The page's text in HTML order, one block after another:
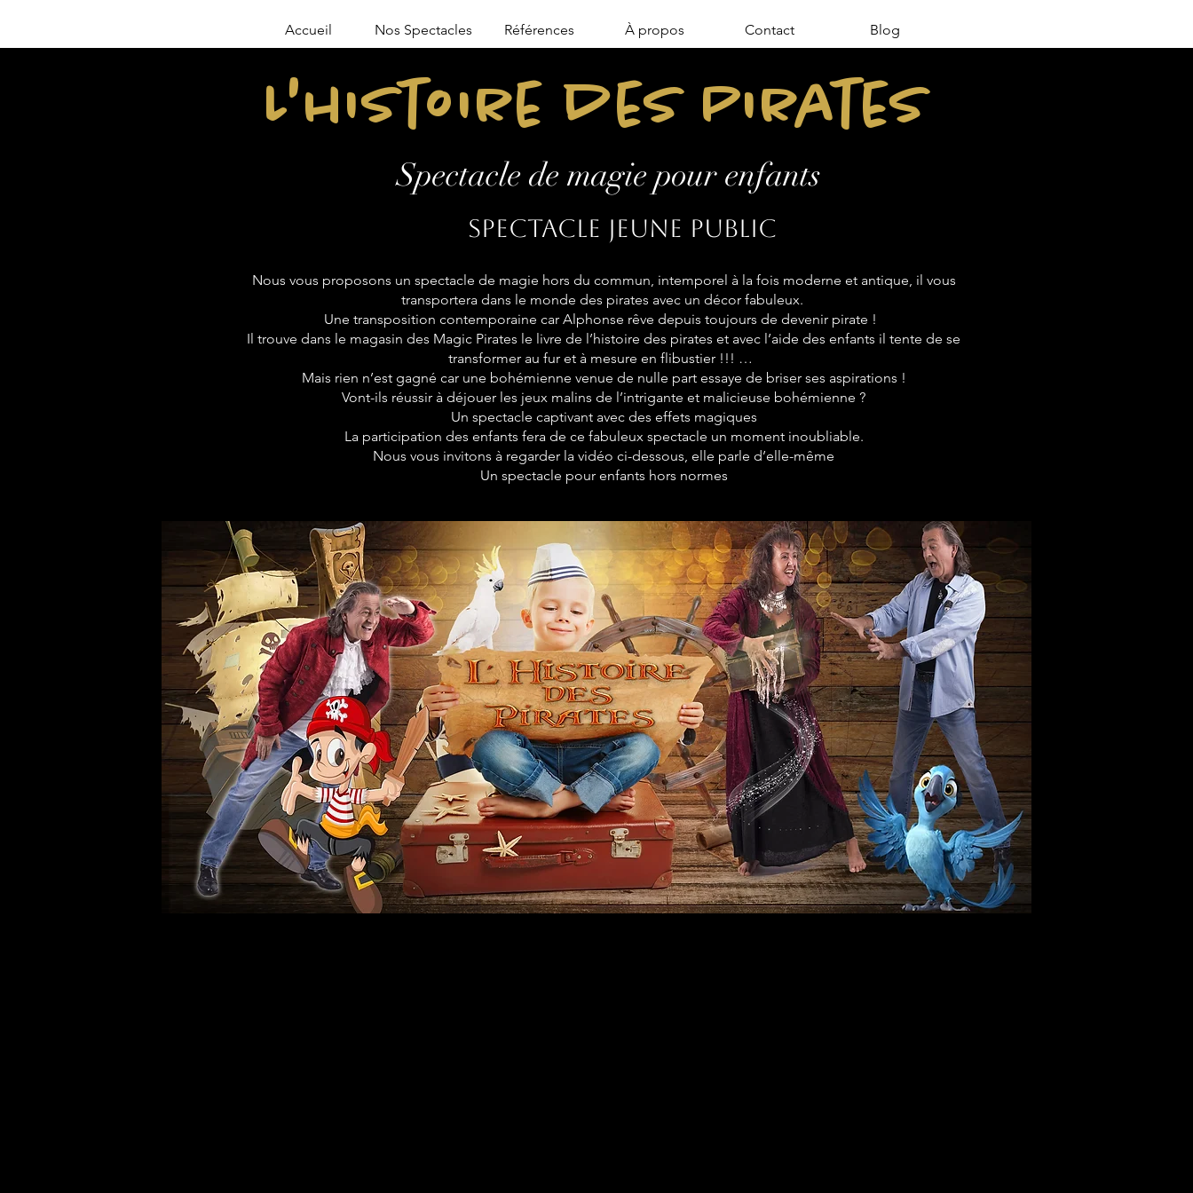
Accueil Nos Spectacles Références À propos Contact Blog
L'histoire des Pirates
Spectacle de magie pour enfants
Spectacle jeune public
Nous vous proposons un spectacle de magie hors du commun, intemporel à la fois moderne et antique, il vous
transportera dans le monde des pirates avec un décor fabuleux.
Une transposition contemporaine car Alphonse rêve depuis toujours de devenir pirate !
Il trouve dans le magasin des Magic Pirates le livre de l’histoire des pirates et avec l’aide des enfants il tente de se
transformer au fur et à mesure en flibustier !!! …
Mais rien n’est gagné car une bohémienne venue de nulle part essaye de briser ses aspirations !
Vont-ils réussir à déjouer les jeux malins de l’intrigante et malicieuse bohémienne ?
Un spectacle captivant avec des effets magiques
La participation des enfants fera de ce fabuleux spectacle un moment inoubliable.
Nous vous invitons à regarder la vidéo ci-dessous, elle parle d’elle-même
Un spectacle pour enfants hors normes